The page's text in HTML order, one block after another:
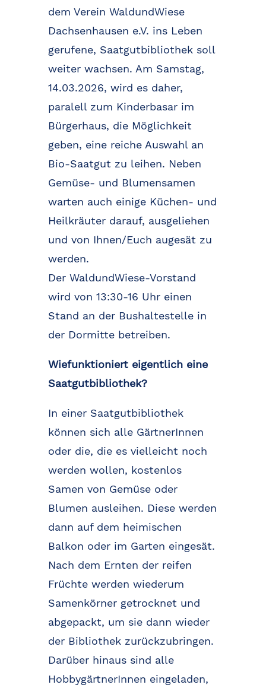
dem Verein WaldundWiese
Dachsenhausen e.V. ins Leben
gerufene, Saatgutbibliothek soll
weiter wachsen. Am Samstag,
14.03.2026, wird es daher,
paralell zum Kinderbasar im
Bürgerhaus, die Möglichkeit
geben, eine reiche Auswahl an
Bio-Saatgut zu leihen. Neben
Gemüse- und Blumensamen
warten auch einige Küchen- und
Heilkräuter darauf, ausgeliehen
und von Ihnen/Euch augesät zu
werden.
Der WaldundWiese-Vorstand
wird von 13:30-16 Uhr einen
Stand an der Bushaltestelle in
der Dormitte betreiben.
Wiefunktioniert eigentlich eine
Saatgutbibliothek?
In einer Saatgutbibliothek
können sich alle GärtnerInnen
oder die, die es vielleicht noch
werden wollen, kostenlos
Samen von Gemüse oder
Blumen ausleihen. Diese werden
dann auf dem heimischen
Balkon oder im Garten eingesät.
Nach dem Ernten der reifen
Früchte werden wiederum
Samenkörner getrocknet und
abgepackt, um sie dann wieder
der Bibliothek zurückzubringen.
Darüber hinaus sind alle
HobbygärtnerInnen eingeladen,